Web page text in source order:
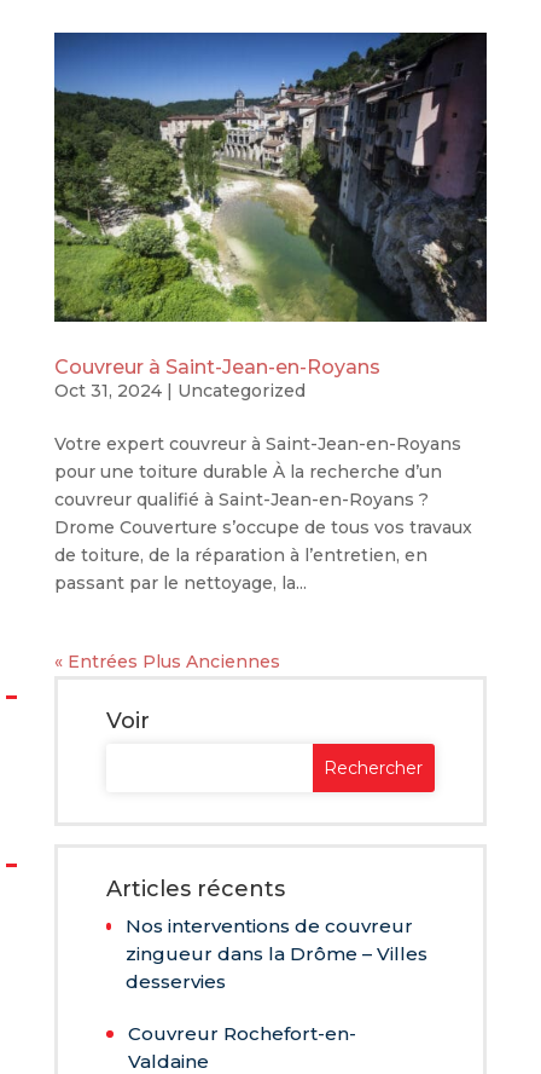
Couvreur à Saint-Jean-en-Royans
Oct 31, 2024| Uncategorized
Votre expert couvreur à Saint-Jean-en-Royans
pour une toiture durable À la recherche d’un
couvreur qualifié à Saint-Jean-en-Royans ?
Drome Couverture s’occupe de tous vos travaux
de toiture, de la réparation à l’entretien, en
passant par le nettoyage, la...
« Entrées Plus Anciennes
Voir
Articles récents
Nos interventions de couvreur
zingueur dans la Drôme – Villes
desservies
Couvreur Rochefort-en-
Valdaine